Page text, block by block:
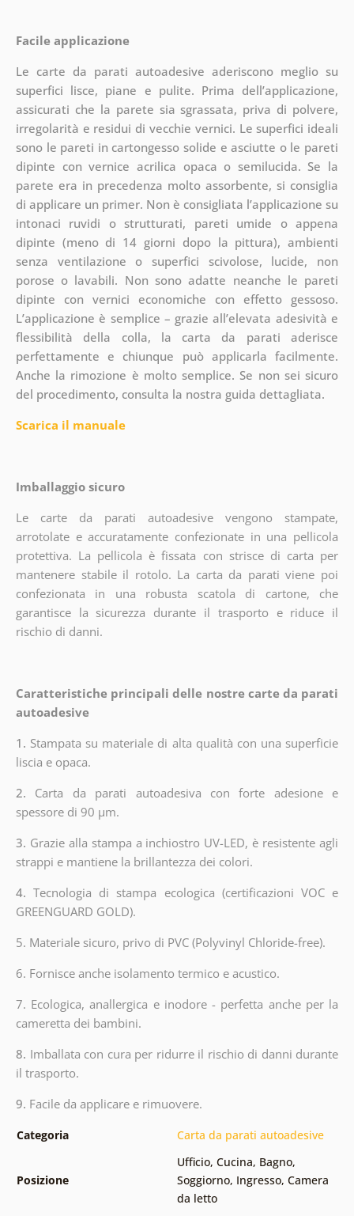
Facile applicazione
Le carte da parati autoadesive aderiscono meglio su
superfici lisce, piane e pulite. Prima dell’applicazione,
assicurati che la parete sia sgrassata, priva di polvere,
irregolarità e residui di vecchie vernici. Le superfici ideali
sono le pareti in cartongesso solide e asciutte o le pareti
dipinte con vernice acrilica opaca o semilucida. Se la
parete era in precedenza molto assorbente, si consiglia
di applicare un primer. Non è consigliata l’applicazione su
intonaci ruvidi o strutturati, pareti umide o appena
dipinte (meno di 14 giorni dopo la pittura), ambienti
senza ventilazione o superfici scivolose, lucide, non
porose o lavabili. Non sono adatte neanche le pareti
dipinte con vernici economiche con effetto gessoso.
L’applicazione è semplice – grazie all’elevata adesività e
flessibilità della colla, la carta da parati aderisce
perfettamente e chiunque può applicarla facilmente.
Anche la rimozione è molto semplice. Se non sei sicuro
del procedimento, consulta la nostra guida dettagliata.
Scarica il manuale
Imballaggio sicuro
Le carte da parati autoadesive vengono stampate,
arrotolate e accuratamente confezionate in una pellicola
protettiva. La pellicola è fissata con strisce di carta per
mantenere stabile il rotolo. La carta da parati viene poi
confezionata in una robusta scatola di cartone, che
garantisce la sicurezza durante il trasporto e riduce il
rischio di danni.
Caratteristiche principali delle nostre carte da parati
autoadesive
1. Stampata su materiale di alta qualità con una superficie
liscia e opaca.
2. Carta da parati autoadesiva con forte adesione e
spessore di 90 µm.
3. Grazie alla stampa a inchiostro UV-LED, è resistente agli
strappi e mantiene la brillantezza dei colori.
4.Tecnologia di stampa ecologica (certificazioni VOC e
GREENGUARD GOLD).
5. Materiale sicuro, privo di PVC (Polyvinyl Chloride-free).
6. Fornisce anche isolamento termico e acustico.
7. Ecologica, anallergica e inodore - perfetta anche per la
cameretta dei bambini.
8. Imballata con cura per ridurre il rischio di danni durante
il trasporto.
9. Facile da applicare e rimuovere.
Categoria Carta da parati autoadesive
Posizione
Ufficio, Cucina, Bagno,
Soggiorno, Ingresso, Camera
da letto